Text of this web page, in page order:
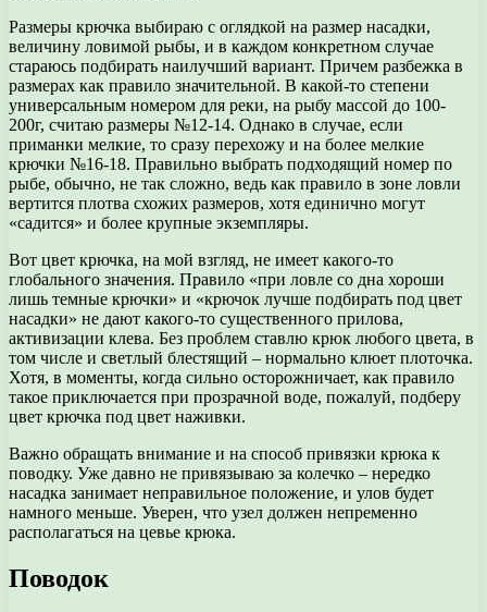
Размеры крючка выбираю с оглядкой на размер насадки,
величину ловимой рыбы, и в каждом конкретном случае
стараюсь подбирать наилучший вариант. Причем разбежка в
размерах как правило значительной. В какой-то степени
универсальным номером для реки, на рыбу массой до 100-
200г, считаю размеры №12-14. Однако в случае, если
приманки мелкие, то сразу перехожу и на более мелкие
крючки №16-18. Правильно выбрать подходящий номер по
рыбе, обычно, не так сложно, ведь как правило в зоне ловли
вертится плотва схожих размеров, хотя единично могут
«садится» и более крупные экземпляры.
Вот цвет крючка, на мой взгляд, не имеет какого-то
глобального значения. Правило «при ловле со дна хороши
лишь темные крючки» и «крючок лучше подбирать под цвет
насадки» не дают какого-то существенного прилова,
активизации клева. Без проблем ставлю крюк любого цвета, в
том числе и светлый блестящий – нормально клюет плоточка.
Хотя, в моменты, когда сильно осторожничает, как правило
такое приключается при прозрачной воде, пожалуй, подберу
цвет крючка под цвет наживки.
Важно обращать внимание и на способ привязки крюка к
поводку. Уже давно не привязываю за колечко – нередко
насадка занимает неправильное положение, и улов будет
намного меньше. Уверен, что узел должен непременно
располагаться на цевье крюка.
Поводок